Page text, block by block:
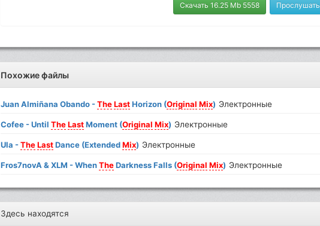
Скачать 16.25 Mb 5558 Прослушать
Похожие файлы
Juan Almiñana Obando -TheLastHorizon (Original Mix) Электронные
Cofee - UntilTheLastMoment (Original Mix) Электронные
Ula -TheLastDance (ExtendedMix) Электронные
Fros7novA & XLM - WhenTheDarkness Falls (Original Mix) Электронные
Здесь находятся